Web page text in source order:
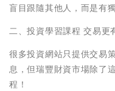
盲目跟隨其他人，而是有
二、投資學習課程 交易更
很多投資網站只提供交易
息，但瑞豐財資市場除了
程！